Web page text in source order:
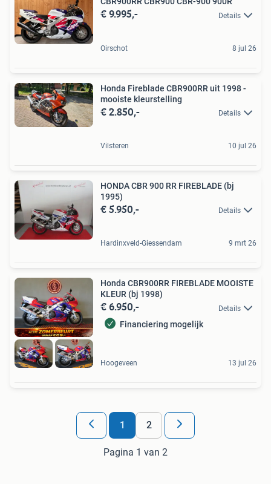
€ 9.995,- Details
Oirschot 8 jul 26
Honda Fireblade CBR900RR uit 1998 -
mooiste kleurstelling
€ 2.850,- Details
Vilsteren 10 jul 26
HONDA CBR 900 RR FIREBLADE (bj
1995)
€ 5.950,- Details
Hardinxveld-Giessendam 9 mrt 26
Honda CBR900RR FIREBLADE MOOISTE
KLEUR (bj 1998)
€ 6.950,- Details
Financiering mogelijk
Hoogeveen 13 jul 26
1 2
Pagina 1 van 2